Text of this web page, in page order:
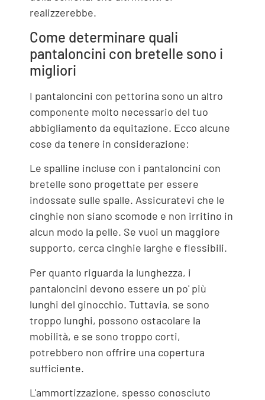
realizzerebbe.
Come determinare quali
pantaloncini con bretelle sono i
migliori
I pantaloncini con pettorina sono un altro
componente molto necessario del tuo
abbigliamento da equitazione. Ecco alcune
cose da tenere in considerazione:
Le spalline incluse con i pantaloncini con
bretelle sono progettate per essere
indossate sulle spalle. Assicuratevi che le
cinghie non siano scomode e non irritino in
alcun modo la pelle. Se vuoi un maggiore
supporto, cerca cinghie larghe e flessibili.
Per quanto riguarda la lunghezza, i
pantaloncini devono essere un po' più
lunghi del ginocchio. Tuttavia, se sono
troppo lunghi, possono ostacolare la
mobilità, e se sono troppo corti,
potrebbero non offrire una copertura
sufficiente.
L'ammortizzazione, spesso conosciuto